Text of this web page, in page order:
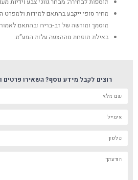
תוספות לבחירה: מבחר גווני צבע וידיות
מחיר סופי ייקבע בהתאם למידות ולמפרט
מוסמך ומורשה של רב-בריח ובהתאם
באילת תופחת מההצעה עלות המע”מ.
רוצים לקבל מידע נוסף? השאירו פרטים